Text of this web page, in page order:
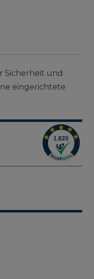
Sicherheit und
eingerichtete